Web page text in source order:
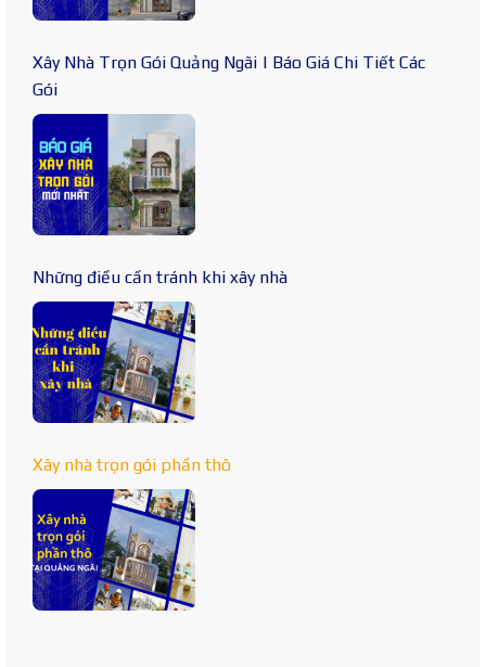
Xây Nhà Trọn Gói Quảng Ngãi | Báo Giá Chi Tiết Các
Gói
Những điều cần tránh khi xây nhà
Xây nhà trọn gói phần thô